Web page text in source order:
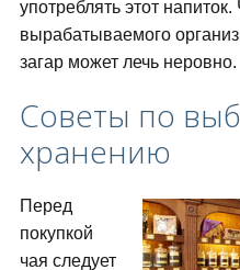
употреблять этот
вырабатываемого
загар может лечь неровно.
Советы по
хранению
Перед
покупкой
чая следует